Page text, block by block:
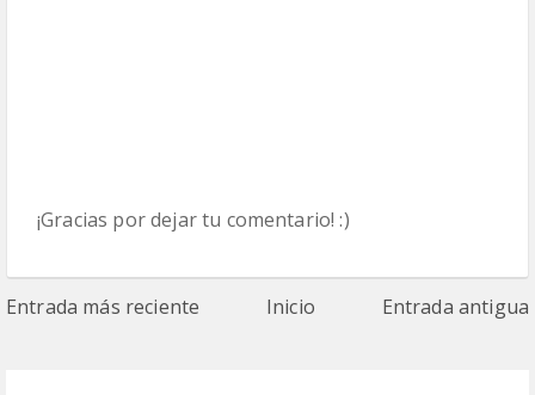
¡Gracias por dejar tu comentario! :)
Entrada más reciente Inicio Entrada antigua